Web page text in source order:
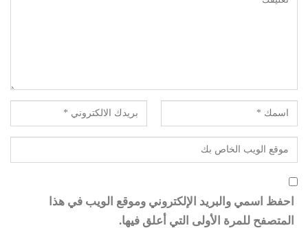
احفظ اسمي والبريد الإلكتروني وموقع الويب في هذا
المتصفح للمرة الأولى التي أعلق فيها.